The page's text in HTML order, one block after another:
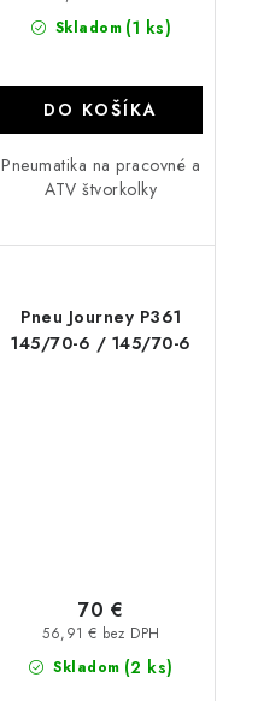
Skladom (1 ks)
DO KOŠÍKA
Pneumatika na pracovné a
ATV štvorkolky
Pneu Journey P361
145/70-6 / 145/70-6
Skladom (2 ks)
56,91 € bez DPH
70 €